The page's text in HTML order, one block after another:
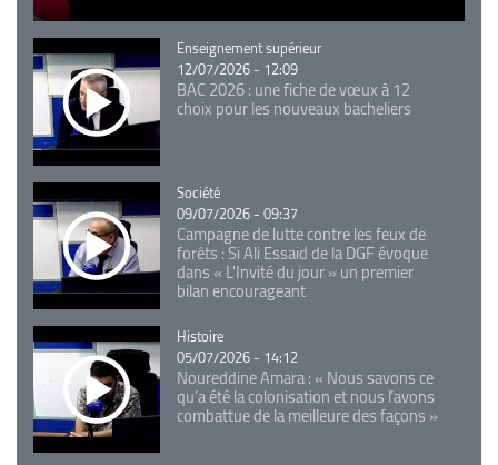
Catégorie
Enseignement supérieur
12/07/2026 - 12:09
BAC 2026 : une fiche de vœux à 12
choix pour les nouveaux bacheliers
Catégorie
Société
09/07/2026 - 09:37
Campagne de lutte contre les feux de
forêts : Si Ali Essaid de la DGF évoque
dans « L'Invité du jour » un premier
bilan encourageant
Catégorie
Histoire
05/07/2026 - 14:12
Noureddine Amara : « Nous savons ce
qu’a été la colonisation et nous l’avons
combattue de la meilleure des façons »